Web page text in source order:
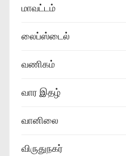
மாவட்டம்
லைப்ஸ்டைல்
வணிகம்
வார இதழ்
வானிலை
விருதுநகர்